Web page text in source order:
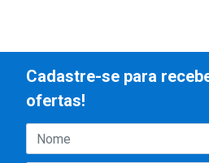
Cadastre-se para
ofertas!